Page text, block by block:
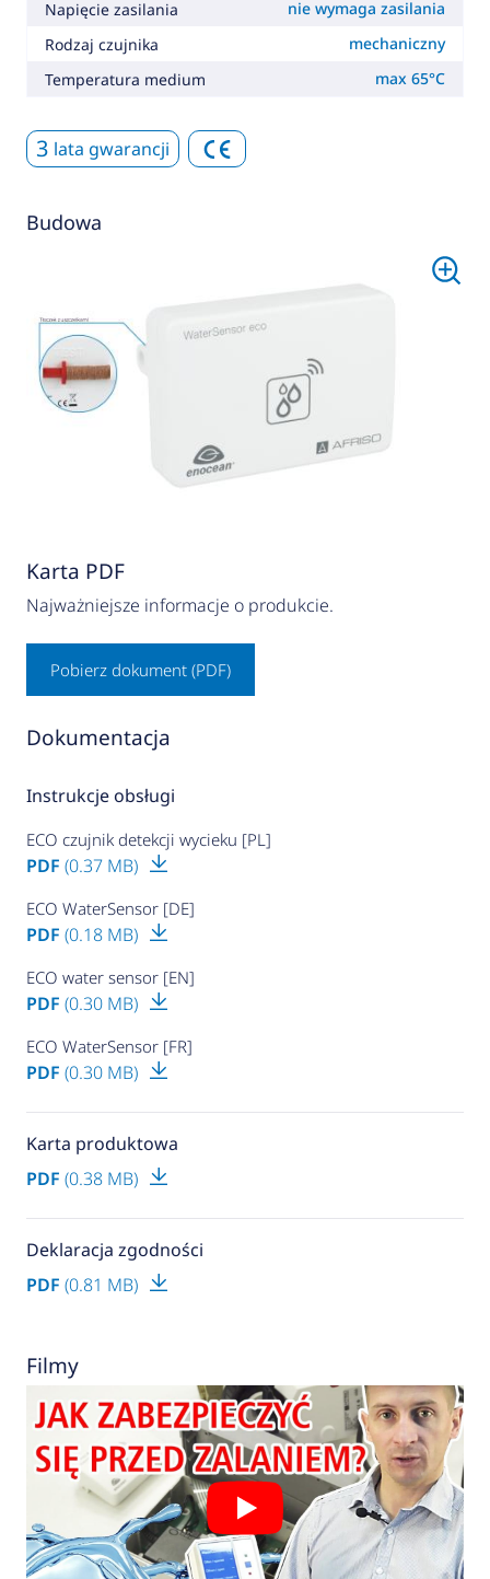
Napięcie zasilania
nie wymaga zasilania
Rodzaj czujnika
mechaniczny
Temperatura medium
max 65°C
3 lata gwarancji
Budowa
Karta PDF
Najważniejsze informacje o produkcie.
Pobierz dokument (PDF)
Dokumentacja
Instrukcje obsługi
ECO czujnik detekcji wycieku [PL]
PDF (0.37 MB)
ECO WaterSensor [DE]
PDF (0.18 MB)
ECO water sensor [EN]
PDF (0.30 MB)
ECO WaterSensor [FR]
PDF (0.30 MB)
Karta produktowa
PDF (0.38 MB)
Deklaracja zgodności
PDF (0.81 MB)
Filmy